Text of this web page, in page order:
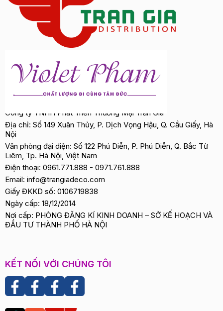
Công ty TNHH Phát Triển Thương Mại Trần Gia
Địa chỉ: Số 149 Xuân Thủy, P. Dịch Vọng Hậu, Q. Cầu Giấy, Hà
Nội
Văn phòng đại diện: Số 122 Phú Diễn, P. Phú Diễn, Q. Bắc Từ
Liêm, Tp. Hà Nội, Việt Nam
Điện thoại: 0961.771.888 - 0971.761.888
Email: info@trangiadeco.com
Giấy ĐKKD số: 0106719838
Ngày cấp: 18/12/2014
Nơi cấp: PHÒNG ĐĂNG KÍ KINH DOANH – SỞ KẾ HOẠCH VÀ
ĐẦU TƯ THÀNH PHỐ HÀ NỘI
KẾT NỐI VỚI CHÚNG TÔI